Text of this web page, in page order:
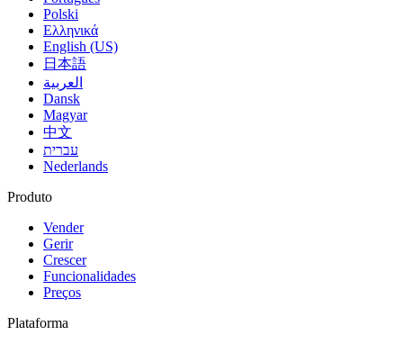
Polski
Ελληνικά
English (US)
日本語
العربية
Dansk
Magyar
中文
עברית
Nederlands
Produto
Vender
Gerir
Crescer
Funcionalidades
Preços
Plataforma